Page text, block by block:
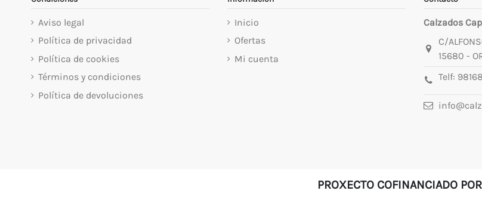
Aviso legal
Política de privacidad
Política de cookies
Términos y condiciones
Política de devoluciones
Inicio
Ofertas
Mi cuenta
Calzados
C/
15680 -
Telf:
PROXECTO COFINANCIADO